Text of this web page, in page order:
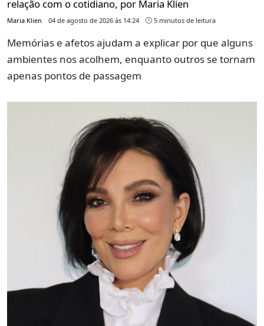
relação com o cotidiano, por Maria Klien
Maria Klien 04 de agosto de 2026 às 14:24 5 minutos de leitura
Memórias e afetos ajudam a explicar por que alguns
ambientes nos acolhem, enquanto outros se tornam
apenas pontos de passagem